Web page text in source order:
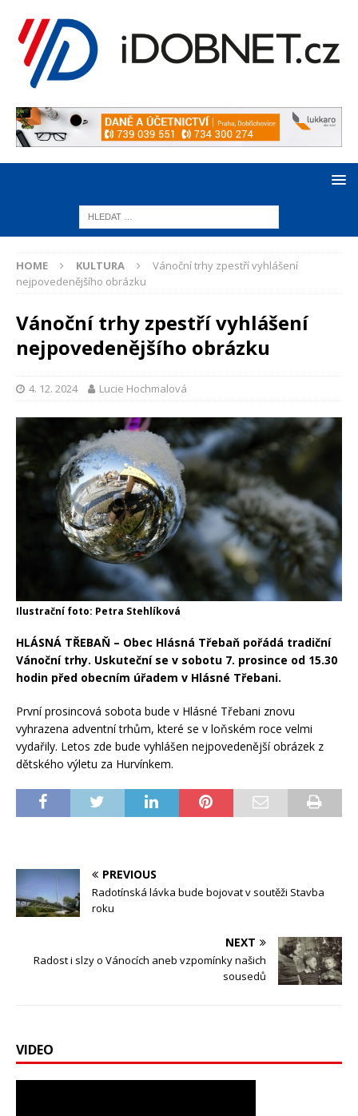
HOME KULTURA
Vánoční trhy zpestří vyhlášení
nejpovedenějšího obrázku
Vánoční trhy zpestří vyhlášení
nejpovedenějšího obrázku
4. 12. 2024 Lucie Hochmalová
Ilustrační foto: Petra Stehlíková
HLÁSNÁ TŘEBAŇ – Obec Hlásná Třebaň pořádá tradiční
Vánoční trhy. Uskuteční se v sobotu 7. prosince od 15.30
hodin před obecním úřadem v Hlásné Třebani.
První prosincová sobota bude v Hlásné Třebani znovu
vyhrazena adventní trhům, které se v loňském roce velmi
vydařily. Letos zde bude vyhlášen nejpovedenější obrázek z
dětského výletu za Hurvínkem.
PREVIOUS
Radotínská lávka bude bojovat v soutěži Stavba
roku
NEXT
Radost i slzy o Vánocích aneb vzpomínky našich
sousedů
VIDEO